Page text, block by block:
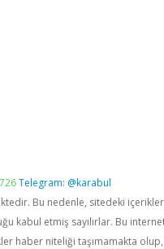
Telegram: @karabul
Bu nedenle, sitedeki
kabul etmiş sayılırlar. Bu
haber niteliği taşımamakta